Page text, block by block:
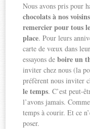
Nous avons pris pour
chocolats à nos
remercier pour tous
place. Pour leurs
carte de vœux dans
essayons deboire un
inviter chez nous (la
préfèrent nous inviter
le temps. C’est peut-
l’avons jamais.
temps à courir. Et ce
poser.